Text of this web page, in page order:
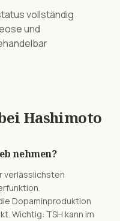
vollständig
und
Hashimoto
nehmen?
verlässlichsten
Dopaminproduktion
Wichtig: TSH kann im